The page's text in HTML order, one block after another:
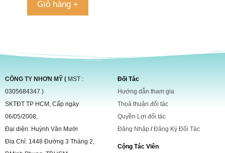
Giỏ hàng +
CÔNG TY NHƠN MỸ ( MST :
0305684347 )
SKTĐT TP HCM, Cấp ngày
06/05/2008,
Đại diện: Huỳnh Văn Mười
Địa Chỉ: 1448 Đường 3 Tháng 2,
Đối Tác
Hướng dẫn tham gia
Thoả thuận đối tác
Quyền Lợi đối tác
Đăng Nhập /Đăng Ký Đối Tác
Cộng Tác Viên